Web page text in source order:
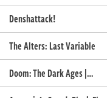
Denshattack!
The Alters: Last Variable
Doom: The Dark Ages |…